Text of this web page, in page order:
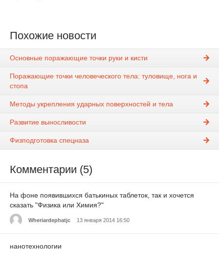
Похожие новости
Основные поражающие точки руки и кисти
Поражающие точки человеческого тела: туловище, нога и
стопа
Методы укрепления ударных поверхностей и тела
Развитие выносливости
Физподготовка спецназа
Комментарии (5)
На фоне появившихся батькиных таблеток, так и хочется
сказать "Физика или Химия?"
Wheriardephatjc 13 января 2014 16:50
нанотехнологии